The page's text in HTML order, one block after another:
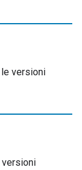
versioni